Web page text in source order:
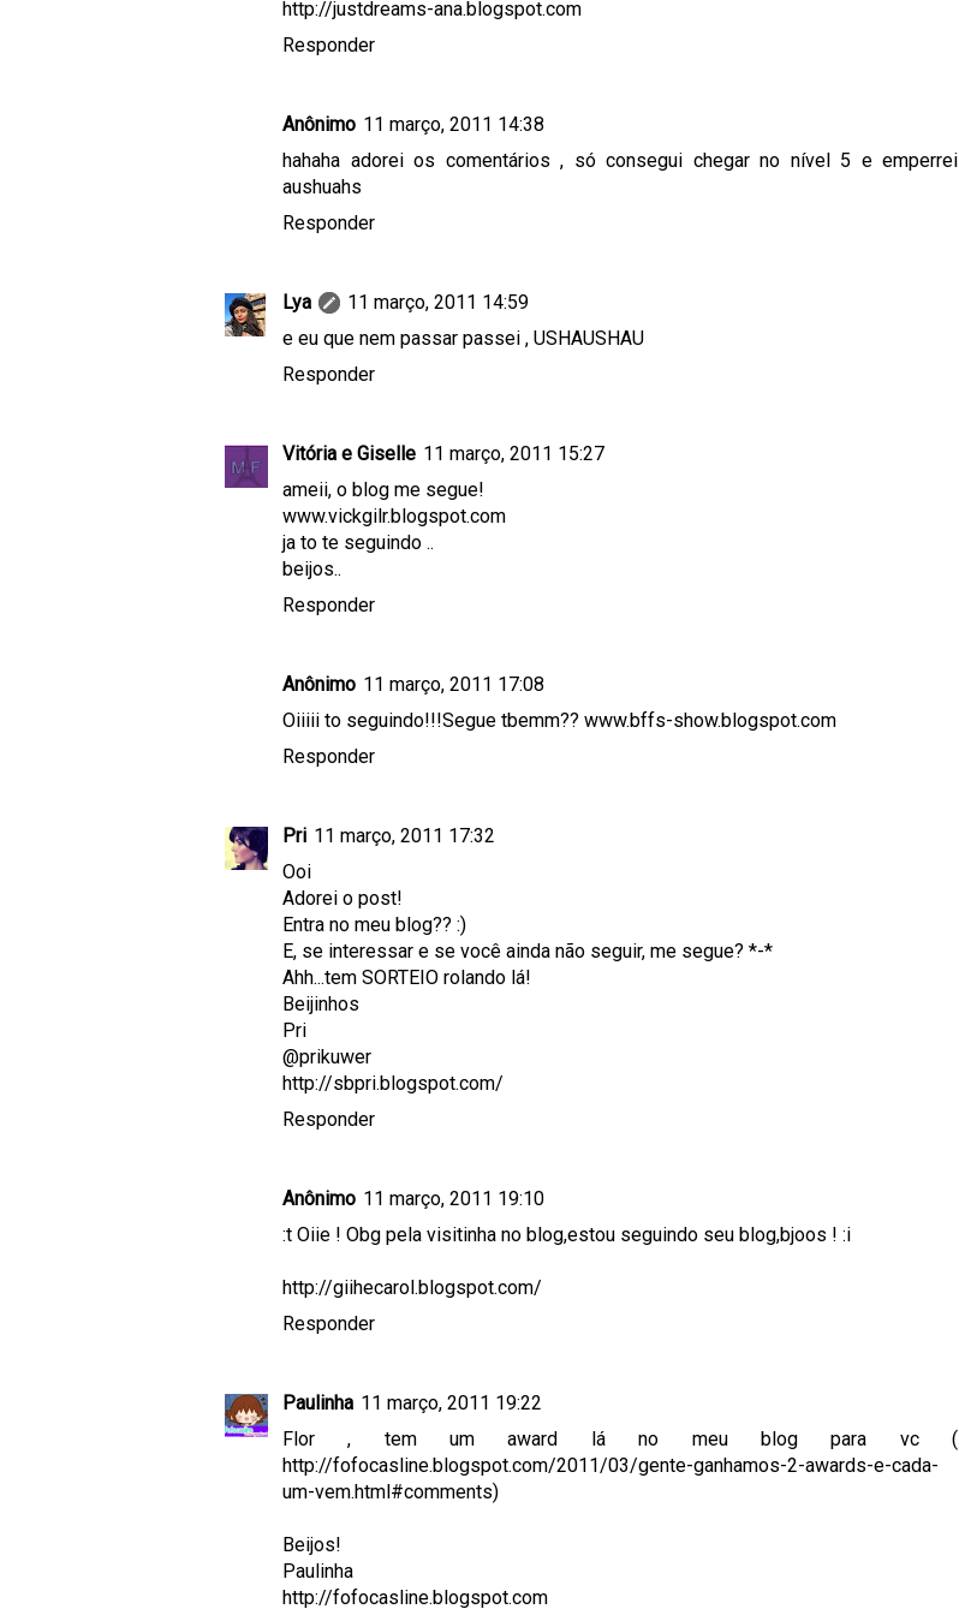
http://justdreams-ana.blogspot.com
Responder
Anônimo 11 março, 2011 14:38
hahaha adorei os comentários , só consegui chegar no nível 5 e emperrei
aushuahs
Responder
Lya
11 março, 2011 14:59
e eu que nem passar passei , USHAUSHAU
Responder
Vitória e Giselle 11 março, 2011 15:27
ameii, o blog me segue!
www.vickgilr.blogspot.com
ja to te seguindo ..
beijos..
Responder
Anônimo 11 março, 2011 17:08
Oiiiii to seguindo!!!Segue tbemm?? www.bffs-show.blogspot.com
Responder
Pri 11 março, 2011 17:32
Ooi
Adorei o post!
Entra no meu blog?? :)
E, se interessar e se você ainda não seguir, me segue? *-*
Ahh...tem SORTEIO rolando lá!
Beijinhos
Pri
@prikuwer
http://sbpri.blogspot.com/
Responder
Anônimo 11 março, 2011 19:10
:t Oiie ! Obg pela visitinha no blog,estou seguindo seu blog,bjoos ! :i
http://giihecarol.blogspot.com/
Responder
Paulinha 11 março, 2011 19:22
Flor , tem um award lá no meu blog para vc (
http://fofocasline.blogspot.com/2011/03/gente-ganhamos-2-awards-e-cada-
um-vem.html#comments)
Beijos!
Paulinha
http://fofocasline.blogspot.com